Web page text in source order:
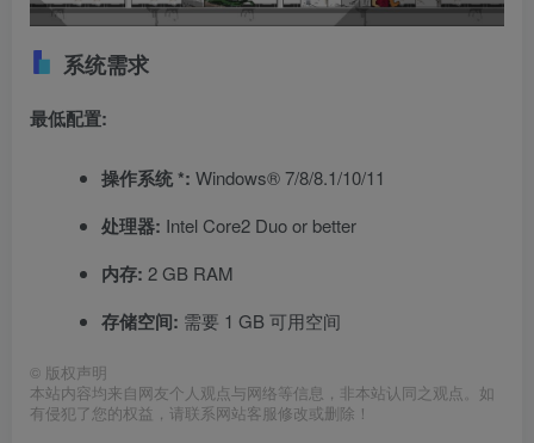
系统需求
最低配置:
操作系统 *: Windows® 7/8/8.1/10/11
处理器: Intel Core2 Duo or better
内存: 2 GB RAM
存储空间: 需要 1 GB 可用空间
© 版权声明
本站内容均来自网友个人观点与网络等信息，非本站认同之观点。如
有侵犯了您的权益，请联系网站客服修改或删除！